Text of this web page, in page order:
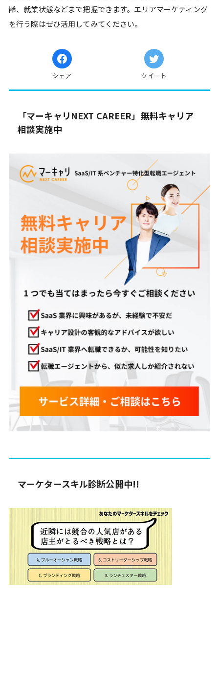
齢、就業状態などまで把握できます。エリアマーケティング
を行う際はぜひ活用してみてください。
シェア ツイート
「マーキャリNEXT CAREER」無料キャリア
相談実施中
マーケタースキル診断公開中!!